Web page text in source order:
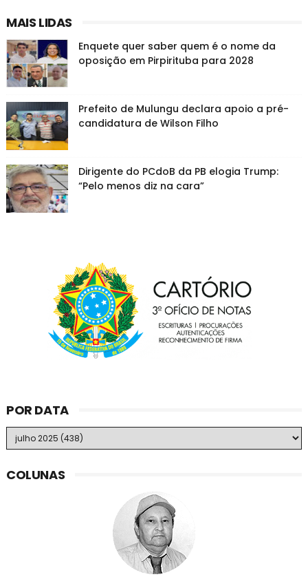
MAIS LIDAS
Enquete quer saber quem é o nome da
oposição em Pirpirituba para 2028
Prefeito de Mulungu declara apoio a pré-
candidatura de Wilson Filho
Dirigente do PCdoB da PB elogia Trump:
“Pelo menos diz na cara”
POR DATA
COLUNAS